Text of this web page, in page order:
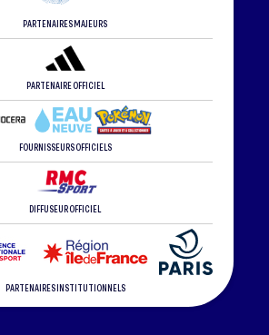
PARTENAIRES MAJEURS
PARTENAIRE OFFICIEL
FOURNISSEURS OFFICIELS
DIFFUSEUR OFFICIEL
PARTENAIRES INSTITUTIONNELS